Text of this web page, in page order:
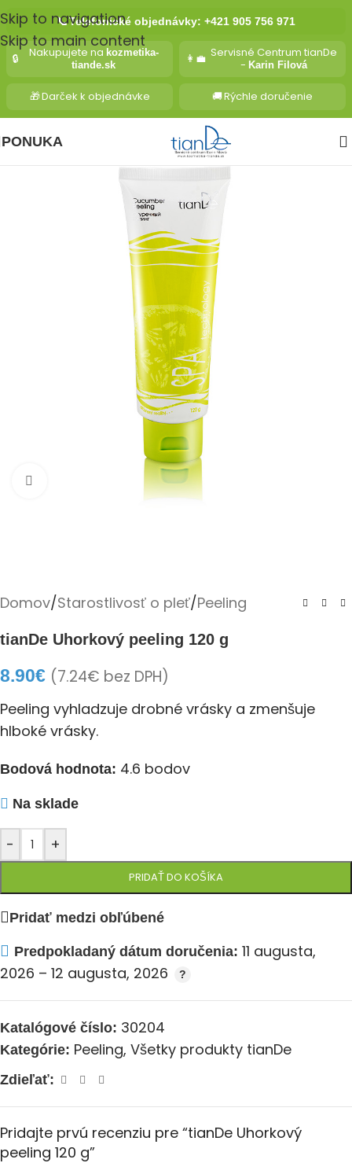
Skip to navigation
Skip to main content
📞Telefonické objednávky: +421 905 756 971
🔒 Nakupujete na kozmetika-
tiande.sk
👩‍💼 Servisné Centrum tianDe
- Karin Filová
🎁Darček k objednávke 🚚Rýchle doručenie
PONUKA
Kliknite pre zväčšenie
Domov/Starostlivosť o pleť/Peeling
tianDe Uhorkový peeling 120 g
8.90€ (7.24€ bez DPH)
Peeling vyhladzuje drobné vrásky a zmenšuje
hlboké vrásky.
Bodová hodnota: 4.6 bodov
Na sklade
- +
PRIDAŤ DO KOŠÍKA
Pridať medzi obľúbené
Predpokladaný dátum doručenia: 11 augusta,
2026 – 12 augusta, 2026
Katalógové číslo: 30204
Kategórie: Peeling, Všetky produkty tianDe
Zdieľať:
Pridajte prvú recenziu pre “tianDe Uhorkový
peeling 120 g”